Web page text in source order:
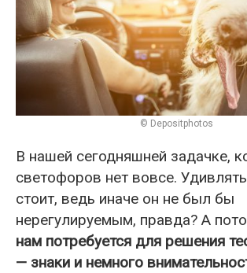
© Depositphotos
В нашей сегодняшней задачке,
светофоров нет вовсе.
стоит, ведь иначе он не был бы
нерегулируемым, правда? А
нам потребуется для решения
— знаки и немного